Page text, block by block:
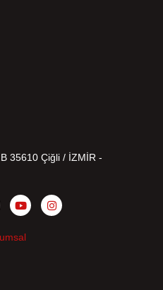
35610 Çiğli / İZMİR -